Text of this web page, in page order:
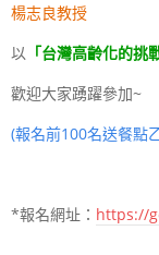
楊志良教授
以 「台灣高齡化的挑
歡迎大家踴躍參加~
(報名前100名送餐點
*報名網址： https://